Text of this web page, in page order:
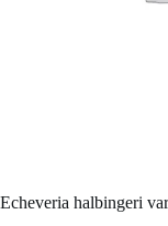
Echeveria halbingeri